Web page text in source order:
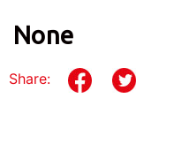
None
Share: